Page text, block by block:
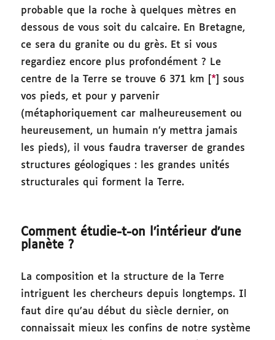
probable que la roche à quelques mètres en
dessous de vous soit du calcaire. En Bretagne,
ce sera du granite ou du grès. Et si vous
regardiez encore plus profondément ? Le
centre de la Terre se trouve 6 371 km [ * ] sous
vos pieds, et pour y parvenir
(métaphoriquement car malheureusement ou
heureusement, un humain n’y mettra jamais
les pieds), il vous faudra traverser de grandes
structures géologiques : les grandes unités
structurales qui forment la Terre.
Comment étudie-t-on l’intérieur d’une
planète ?
La composition et la structure de la Terre
intriguent les chercheurs depuis longtemps. Il
faut dire qu’au début du siècle dernier, on
connaissait mieux les confins de notre système